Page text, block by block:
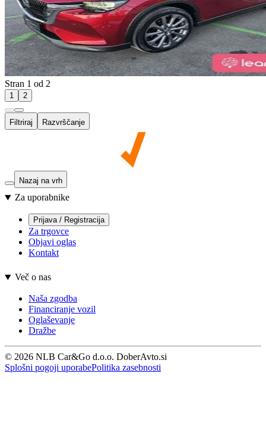
Stran 1 od 2
1 2
Filtriraj Razvrščanje
Nazaj na vrh
Za uporabnike
Prijava / Registracija
Za trgovce
Objavi oglas
Kontakt
Več o nas
Naša zgodba
Financiranje vozil
Oglaševanje
Dražbe
© 2026 NLB Car&Go d.o.o. DoberAvto.si
Splošni pogoji uporabePolitika zasebnosti